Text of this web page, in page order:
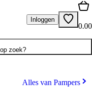
Inloggen
0.00
zoek?
Alles van Pampers